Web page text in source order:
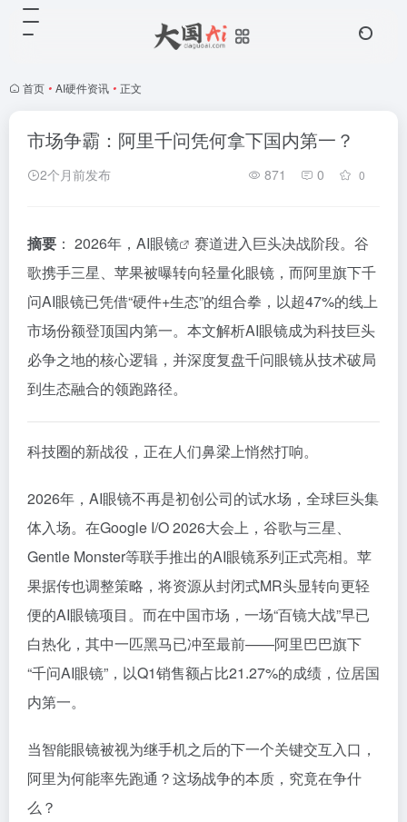
首页 • AI硬件资讯 • 正文
市场争霸：阿里千问凭何拿下国内第一？
2个月前发布 871 0 0
摘要 ： 2026年， AI眼镜
赛道进入巨头决战阶段。谷
歌携手三星、苹果被曝转向轻量化眼镜，而阿里旗下千
问AI眼镜已凭借“硬件+生态”的组合拳，以超47%的线上
市场份额登顶国内第一。本文解析AI眼镜成为科技巨头
必争之地的核心逻辑，并深度复盘千问眼镜从技术破局
到生态融合的领跑路径。
科技圈的新战役，正在人们鼻梁上悄然打响。
2026年，AI眼镜不再是初创公司的试水场，全球巨头集
体入场。在Google I/O 2026大会上，谷歌与三星、
Gentle Monster等联手推出的AI眼镜系列正式亮相。苹
果据传也调整策略，将资源从封闭式MR头显转向更轻
便的AI眼镜项目。而在中国市场，一场“百镜大战”早已
白热化，其中一匹黑马已冲至最前——阿里巴巴旗下
“千问AI眼镜”，以Q1销售额占比21.27%的成绩，位居国
内第一。
当智能眼镜被视为继手机之后的下一个关键交互入口，
阿里为何能率先跑通？这场战争的本质，究竟在争什
么？